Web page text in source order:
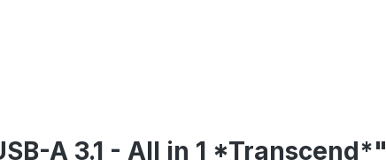
A 3.1 - All in 1 *Transcend*"